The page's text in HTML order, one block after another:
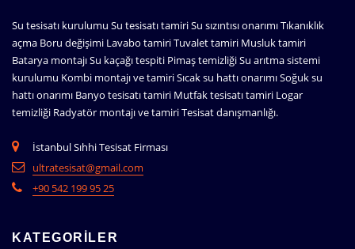
Su tesisatı kurulumu Su tesisatı tamiri Su sızıntısı onarımı Tıkanıklık
açma Boru değişimi Lavabo tamiri Tuvalet tamiri Musluk tamiri
Batarya montajı Su kaçağı tespiti Pimaş temizliği Su arıtma sistemi
kurulumu Kombi montajı ve tamiri Sıcak su hattı onarımı Soğuk su
hattı onarımı Banyo tesisatı tamiri Mutfak tesisatı tamiri Logar
temizliği Radyatör montajı ve tamiri Tesisat danışmanlığı.
İstanbul Sıhhi Tesisat Firması
ultratesisat@gmail.com
+90 542 199 95 25
KATEGORILER